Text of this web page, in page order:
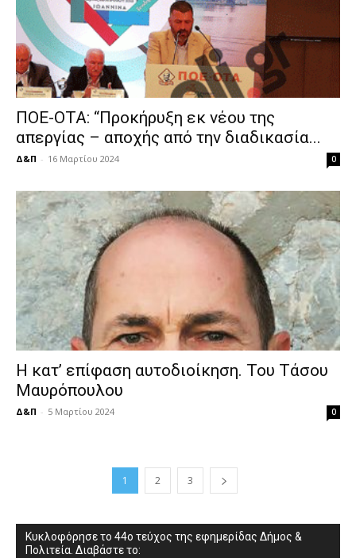
ΠΟΕ-ΟΤΑ: “Προκήρυξη εκ νέου της
απεργίας – αποχής από την διαδικασία...
Δ&Π - 16 Μαρτίου 2024 0
Η κατ’ επίφαση αυτοδιοίκηση. Του Τάσου
Μαυρόπουλου
Δ&Π - 5 Μαρτίου 2024 0
1 2 3
Κυκλοφόρησε το 44ο τεύχος της εφημερίδας Δήμος &
Πολιτεία. Διαβάστε το: